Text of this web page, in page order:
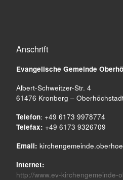
Anschrift
Evangelische Gemeinde
Albert-Schweitzer-Str. 4
61476 Kronberg –
Telefon: +49 6173 9978774
Telefax: +49 6173 9326709
Email:
Internet:
http://www.ev-kirchengemeinde-